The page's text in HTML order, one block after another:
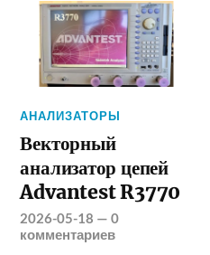
АНАЛИЗАТОРЫ
Векторный
анализатор цепей
Advantest R3770
2026-05-18 —0
комментариев